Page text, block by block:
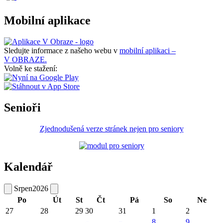
Mobilní aplikace
Sledujte informace z našeho webu v mobilní aplikaci –
V OBRAZE.
Volně ke stažení:
Senioři
Zjednodušená verze stránek nejen pro seniory
Kalendář
Srpen2026
Po
Út St Čt Pá So
Ne
27
28 29 30 31 1 2